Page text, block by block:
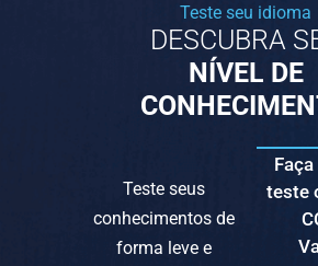
Teste seu idioma
DESCUBRA
NÍVEL DE
Teste seus
conhecimentos de
forma leve e
teste